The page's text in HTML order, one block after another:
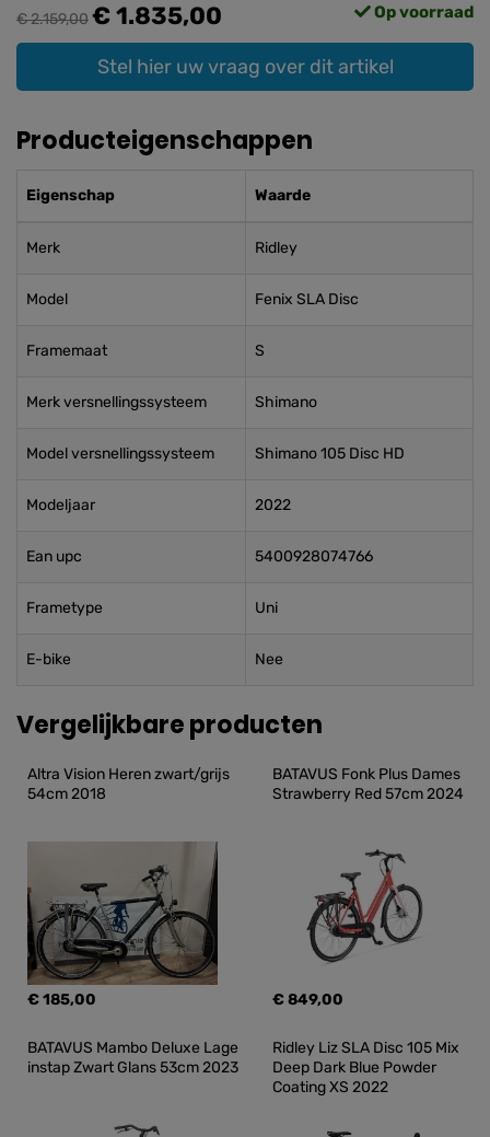
€ 2.159,00€ 1.835,00 Op voorraad
Stel hier uw vraag over dit artikel
Producteigenschappen
Eigenschap Waarde
Merk Ridley
Model Fenix SLA Disc
Framemaat S
Merk versnellingssysteem Shimano
Model versnellingssysteem Shimano 105 Disc HD
Modeljaar 2022
Ean upc 5400928074766
Frametype Uni
E-bike Nee
Vergelijkbare producten
Altra Vision Heren zwart/grijs
54cm 2018
€ 185,00
BATAVUS Fonk Plus Dames
Strawberry Red 57cm 2024
€ 849,00
BATAVUS Mambo Deluxe Lage
instap Zwart Glans 53cm 2023
Ridley Liz SLA Disc 105 Mix
Deep Dark Blue Powder
Coating XS 2022